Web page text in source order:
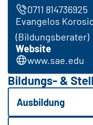
0711 814736925
Evangelos
(Bildungsberater)
Website
www.sae.edu
Bildungs- &
Ausbildung